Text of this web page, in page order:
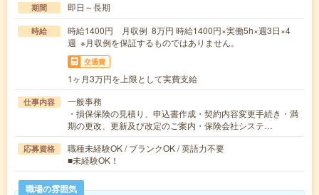
期間 即日～長期
時給
時給1400円 月収例 8万円 時給1400円×実働5h×週3日×4
週 ※月収例を保証するものではありません。
交通費
1ヶ月3万円を上限として実費支給
仕事内容
一般事務
・損保保険の見積り、申込書作成・契約内容変更手続き・満
期の更改、更新及び改定のご案内・保険会社システ…
応募資格
職種未経験OK / ブランクOK / 英語力不要
■未経験OK！
職場の雰囲気